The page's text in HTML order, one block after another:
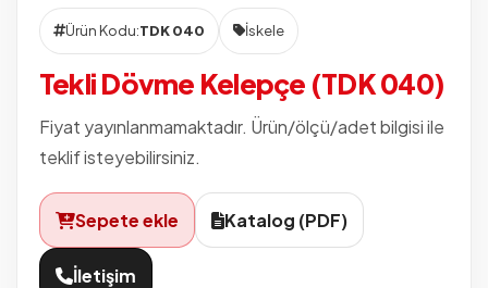
Ürün Kodu:TDK 040 İskele
Tekli Dövme Kelepçe (TDK 040)
Fiyat yayınlanmamaktadır. Ürün/ölçü/adet bilgisi ile
teklif isteyebilirsiniz.
Sepete ekle Katalog (PDF)
İletişim